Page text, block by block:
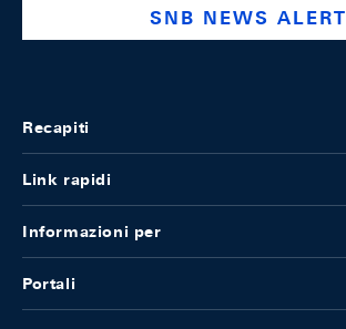
SNB NEWS ALERT
Recapiti
Link rapidi
Informazioni per
Portali